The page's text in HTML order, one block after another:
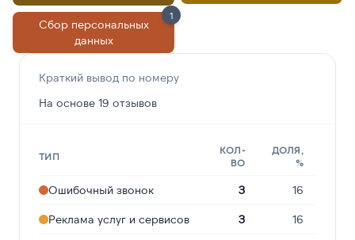
Сбор персональных
данных
1
Краткий вывод по номеру
На основе 19 отзывов
ТИП
КОЛ-
ВО
ДОЛЯ,
%
Ошибочный звонок 3 16
Реклама услуг и сервисов 3 16